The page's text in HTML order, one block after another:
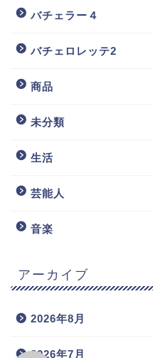
バチェラー４
バチェロレッテ2
商品
未分類
生活
芸能人
音楽
アーカイブ
2026年8月
2026年7月